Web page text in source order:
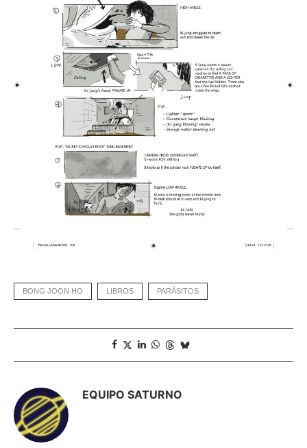
BONG JOON HO LIBROS PARÁSITOS
EQUIPO SATURNO